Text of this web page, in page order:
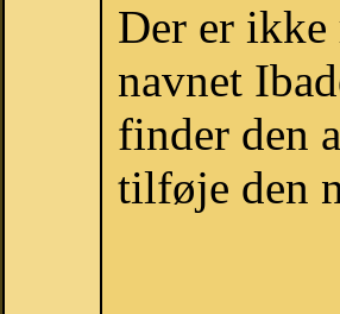
Der er ikke
navnet
finder den
tilføje den